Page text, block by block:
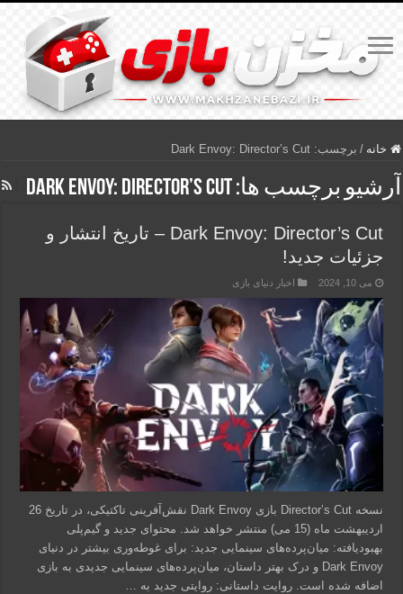
خانه / برچسب:Dark Envoy: Director’s Cut
آرشیو برچسب ها:Dark Envoy: Director’s Cut
Dark Envoy: Director’s Cut – تاریخ انتشار و
جزئیات جدید!
می 10, 2024 اخبار دنیای بازی
نسخه Director’s Cut بازی Dark Envoy نقش‌آفرینی تاکتیکی، در تاریخ 26
اردیبهشت ماه (15 می) منتشر خواهد شد. محتوای جدید و گیم‌پلی
بهبودیافته: میان‌پرده‌های سینمایی جدید: برای غوطه‌وری بیشتر در دنیای
Dark Envoy و درک بهتر داستان، میان‌پرده‌های سینمایی جدیدی به بازی
اضافه شده است. روایت داستانی: روایتی جدید به …